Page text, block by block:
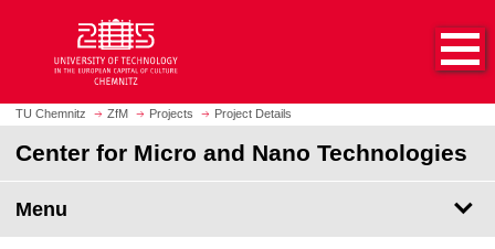
m
a
n
h
m
e
p
TU Chemnitz ZfM Projects Project Details
Center for Micro and Nano Technologies
Menu